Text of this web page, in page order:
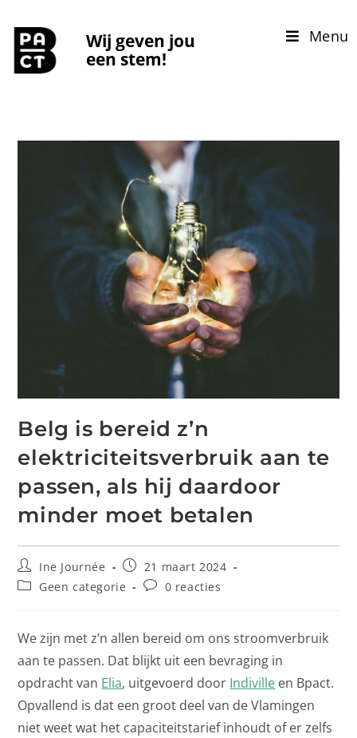
Wij geven jou
een stem!
Menu
Belg is bereid z’n
elektriciteitsverbruik aan te
passen, als hij daardoor
minder moet betalen
Ine Journée
21 maart 2024
Geen categorie
0 reacties
We zijn met z’n allen bereid om ons stroomverbruik
aan te passen. Dat blijkt uit een bevraging in
opdracht van Elia, uitgevoerd door Indiville en Bpact.
Opvallend is dat een groot deel van de Vlamingen
niet weet wat het capaciteitstarief inhoudt of er zelfs